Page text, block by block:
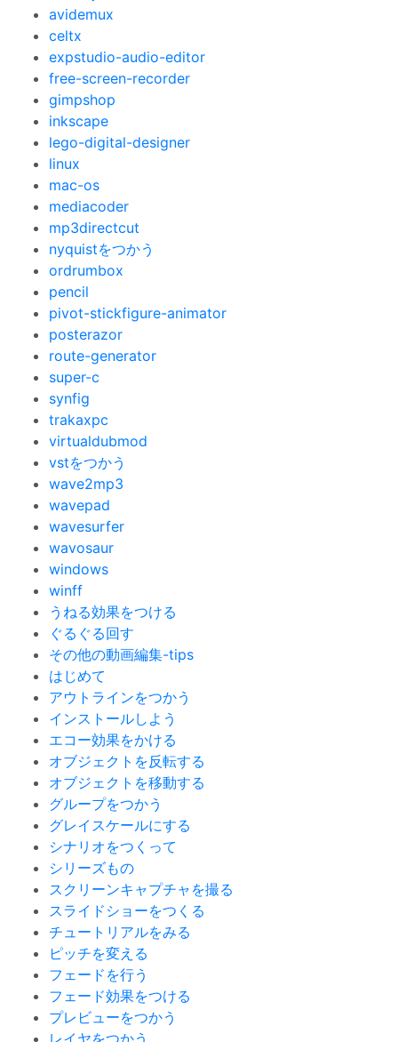
avidemux
celtx
expstudio-audio-editor
free-screen-recorder
gimpshop
inkscape
lego-digital-designer
linux
mac-os
mediacoder
mp3directcut
nyquistをつかう
ordrumbox
pencil
pivot-stickfigure-animator
posterazor
route-generator
super-c
synfig
trakaxpc
virtualdubmod
vstをつかう
wave2mp3
wavepad
wavesurfer
wavosaur
windows
winff
うねる効果をつける
ぐるぐる回す
その他の動画編集-tips
はじめて
アウトラインをつかう
インストールしよう
エコー効果をかける
オブジェクトを反転する
オブジェクトを移動する
グループをつかう
グレイスケールにする
シナリオをつくって
シリーズもの
スクリーンキャプチャを撮る
スライドショーをつくる
チュートリアルをみる
ピッチを変える
フェードを行う
フェード効果をつける
プレビューをつかう
レイヤをつかう